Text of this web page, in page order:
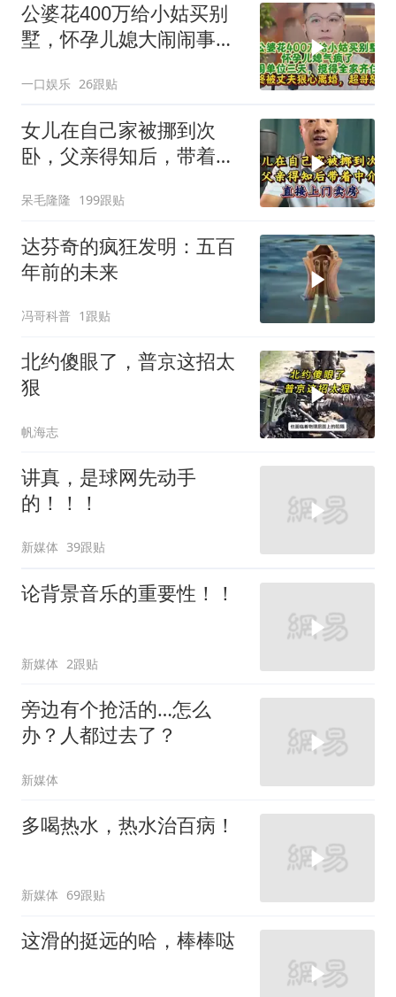
公婆花400万给小姑买别
墅，怀孕儿媳大闹闹事，
一口娱乐 26跟贴
女儿在自己家被挪到次
卧，父亲得知后，带着中
呆毛隆隆 199跟贴
达芬奇的疯狂发明：五百
年前的未来
冯哥科普 1跟贴
北约傻眼了，普京这招太
狠
帆海志
讲真，是球网先动手
的！！！
新媒体 39跟贴
论背景音乐的重要性！！
新媒体 2跟贴
旁边有个抢活的…怎么
办？人都过去了？
新媒体
多喝热水，热水治百病！
新媒体 69跟贴
这滑的挺远的哈，棒棒哒